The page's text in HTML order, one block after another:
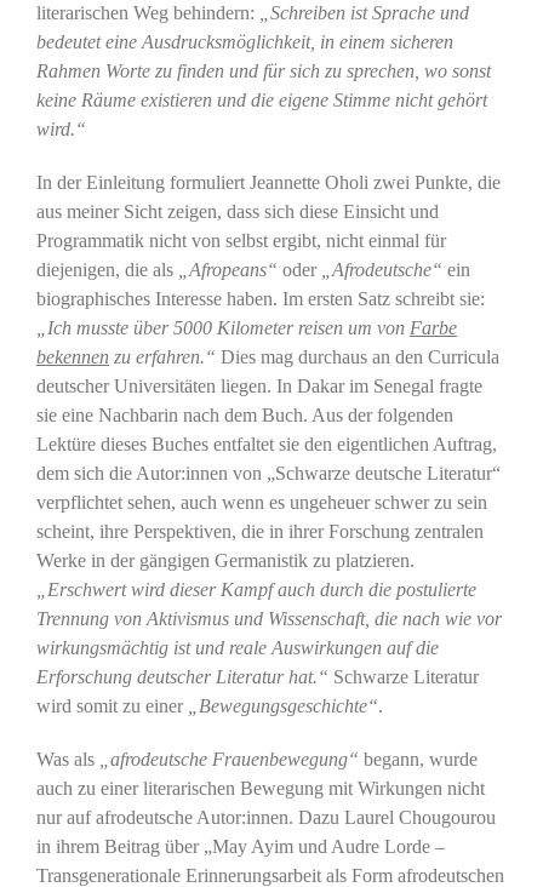
literarischen Weg behindern:
„Schreiben ist Sprache und
bedeutet eine Ausdrucksmöglichkeit, in einem sicheren
Rahmen Worte zu finden und für sich zu sprechen, wo sonst
keine Räume existieren und die eigene Stimme nicht gehört
wird.“
In der Einleitung formuliert Jeannette Oholi zwei Punkte, die
aus meiner Sicht zeigen, dass sich diese Einsicht und
Programmatik nicht von selbst ergibt, nicht einmal für
diejenigen, die als
„Afropeans“ oder „Afrodeutsche“ ein
biographisches Interesse haben. Im ersten Satz schreibt sie:
„Ich musste über 5000 Kilometer reisen um von Farbe
bekennen zu erfahren.“ Dies mag durchaus an den Curricula
deutscher Universitäten liegen. In Dakar im Senegal fragte
sie eine Nachbarin nach dem Buch. Aus der folgenden
Lektüre dieses Buches entfaltet sie den eigentlichen Auftrag,
dem sich die Autor:innen von „Schwarze deutsche Literatur“
verpflichtet sehen, auch wenn es ungeheuer schwer zu sein
scheint, ihre Perspektiven, die in ihrer Forschung zentralen
Werke in der gängigen Germanistik zu platzieren.
„Erschwert wird dieser Kampf auch durch die postulierte
Trennung von Aktivismus und Wissenschaft, die nach wie vor
wirkungsmächtig ist und reale Auswirkungen auf die
Erforschung deutscher Literatur hat.“ Schwarze Literatur
wird somit zu einer
„Bewegungsgeschichte“.
Was als „afrodeutsche Frauenbewegung“ begann, wurde
auch zu einer literarischen Bewegung mit Wirkungen nicht
nur auf afrodeutsche Autor:innen. Dazu Laurel Chougourou
in ihrem Beitrag über „May Ayim und Audre Lorde –
Transgenerationale Erinnerungsarbeit als Form afrodeutschen